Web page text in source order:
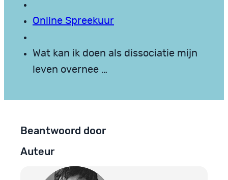
Online Spreekuur
Wat kan ik doen als dissociatie mijn
leven overnee …
Beantwoord door
Auteur